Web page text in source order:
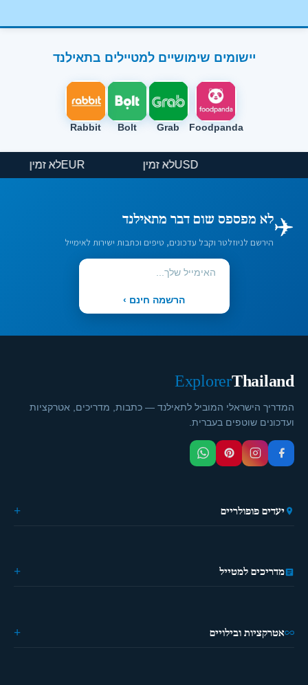
יישומים שימושיים למטיילים בתאילנד
Foodpanda
Grab
Bolt
Rabbit
USD לא זמין EUR לא זמין
✈️לא מפספס שום דבר מתאילנד
הירשם לניוזלטר וקבל עדכונים, טיפים וכתבות ישירות לאימייל
הרשמה חינם ›
Thailand
Explorer
המדריך הישראלי המוביל לתאילנד — כתבות, מדריכים, אטרקציות
ועדכונים שוטפים בעברית.
יעדים פופולריים
🎭 פאטייה
⛵ קראבי
מדריכים למטייל
מטיילים פעם ראשונה?
מדריך מאכלים
אטרקציות ובילויים